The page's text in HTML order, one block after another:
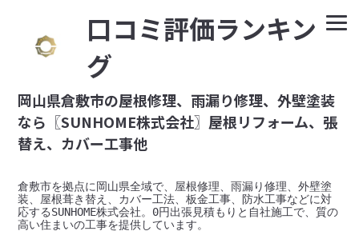
⼝コミ評価ランキン
グ
岡山県倉敷市の屋根修理、雨漏り修理、外壁塗装
なら〖SUNHOME株式会社〗屋根リフォーム、張
替え、カバー工事他
倉敷市を拠点に岡山県全域で、屋根修理、雨漏り修理、外壁塗
装、屋根葺き替え、カバー工法、板金工事、防水工事などに対
応するSUNHOME株式会社。0円出張見積もりと自社施工で、質の
高い住まいの工事を提供しています。